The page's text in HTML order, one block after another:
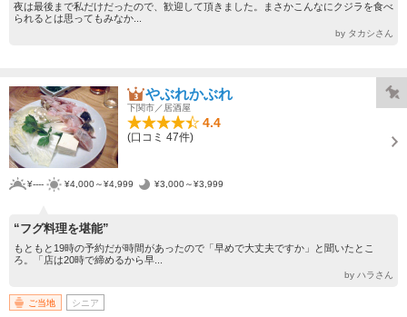
夜は最後まで私だけだったので、歓迎して頂きました。まさかこんなにクジラを食べ
られるとは思ってもみなか...
by タカシさん
やぶれかぶれ
下関市／居酒屋
4.4
(口コミ 47件)
¥---- ¥4,000～¥4,999 ¥3,000～¥3,999
“フグ料理を堪能”
もともと19時の予約だが時間があったので「早めで大丈夫ですか」と聞いたとこ
ろ。「店は20時で締めるから早...
by ハラさん
ご当地 シニア